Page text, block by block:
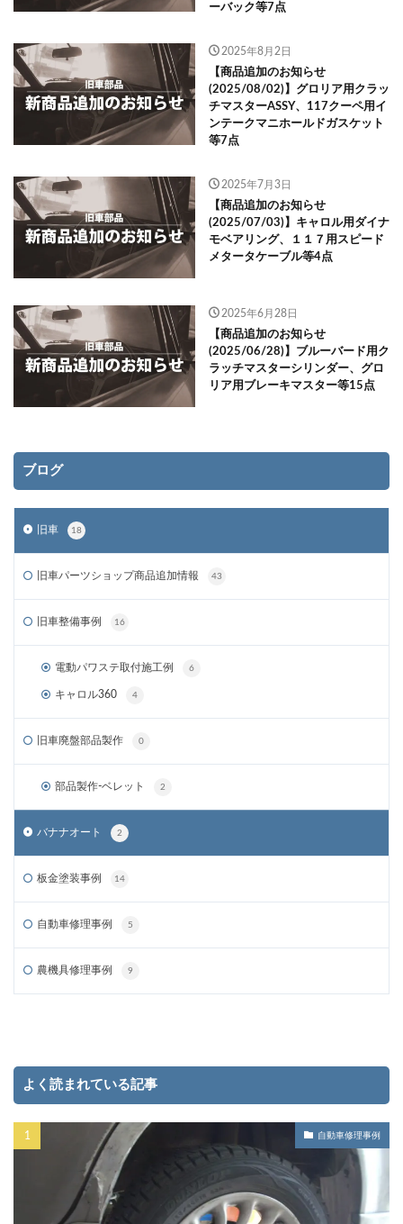
ーバック等7点
2025年8月2日
【商品追加のお知らせ
(2025/08/02)】グロリア用クラッ
チマスターASSY、117クーペ用イ
ンテークマニホールドガスケット
等7点
2025年7月3日
【商品追加のお知らせ
(2025/07/03)】キャロル用ダイナ
モベアリング、１１７用スピード
メタータケーブル等4点
2025年6月28日
【商品追加のお知らせ
(2025/06/28)】ブルーバード用ク
ラッチマスターシリンダー、グロ
リア用ブレーキマスター等15点
ブログ
旧車 18
旧車パーツショップ商品追加情報 43
旧車整備事例 16
電動パワステ取付施工例 6
キャロル360 4
旧車廃盤部品製作 0
部品製作-ベレット 2
バナナオート 2
板金塗装事例 14
自動車修理事例 5
農機具修理事例 9
よく読まれている記事
自動車修理事例